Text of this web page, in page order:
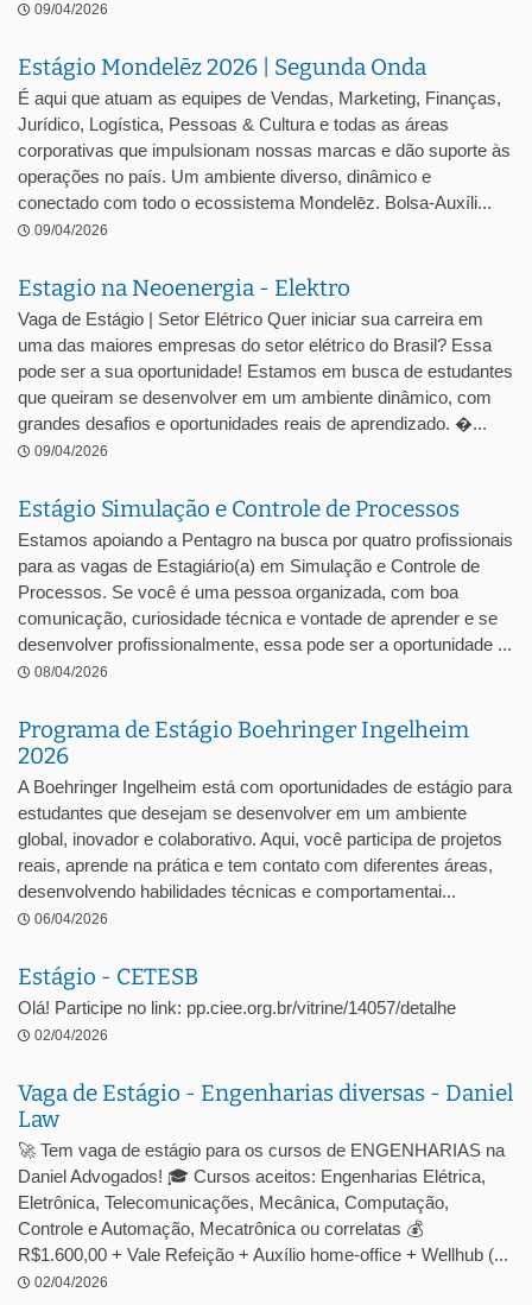
09/04/2026
Estágio Mondelēz 2026 | Segunda Onda
É aqui que atuam as equipes de Vendas, Marketing, Finanças,
Jurídico, Logística, Pessoas & Cultura e todas as áreas
corporativas que impulsionam nossas marcas e dão suporte às
operações no país. Um ambiente diverso, dinâmico e
conectado com todo o ecossistema Mondelēz. Bolsa-Auxíli...
09/04/2026
Estagio na Neoenergia - Elektro
Vaga de Estágio | Setor Elétrico Quer iniciar sua carreira em
uma das maiores empresas do setor elétrico do Brasil? Essa
pode ser a sua oportunidade! Estamos em busca de estudantes
que queiram se desenvolver em um ambiente dinâmico, com
grandes desafios e oportunidades reais de aprendizado. �...
09/04/2026
Estágio Simulação e Controle de Processos
Estamos apoiando a Pentagro na busca por quatro profissionais
para as vagas de Estagiário(a) em Simulação e Controle de
Processos. Se você é uma pessoa organizada, com boa
comunicação, curiosidade técnica e vontade de aprender e se
desenvolver profissionalmente, essa pode ser a oportunidade ...
08/04/2026
Programa de Estágio Boehringer Ingelheim
2026
A Boehringer Ingelheim está com oportunidades de estágio para
estudantes que desejam se desenvolver em um ambiente
global, inovador e colaborativo. Aqui, você participa de projetos
reais, aprende na prática e tem contato com diferentes áreas,
desenvolvendo habilidades técnicas e comportamentai...
06/04/2026
Estágio - CETESB
Olá! Participe no link: pp.ciee.org.br/vitrine/14057/detalhe
02/04/2026
Vaga de Estágio - Engenharias diversas - Daniel
Law
🚀 Tem vaga de estágio para os cursos de ENGENHARIAS na
Daniel Advogados! 🎓 Cursos aceitos: Engenharias Elétrica,
Eletrônica, Telecomunicações, Mecânica, Computação,
Controle e Automação, Mecatrônica ou correlatas 💰
R$1.600,00 + Vale Refeição + Auxílio home-office + Wellhub (...
02/04/2026